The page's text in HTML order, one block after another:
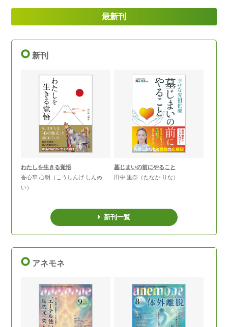
最新刊
新刊
わたしを生きる覚悟
香心華 心明（こうしんげ しんめ
い）
墓じまいの前にやること
田中 里奈（たなか りな）
新刊一覧
アネモネ